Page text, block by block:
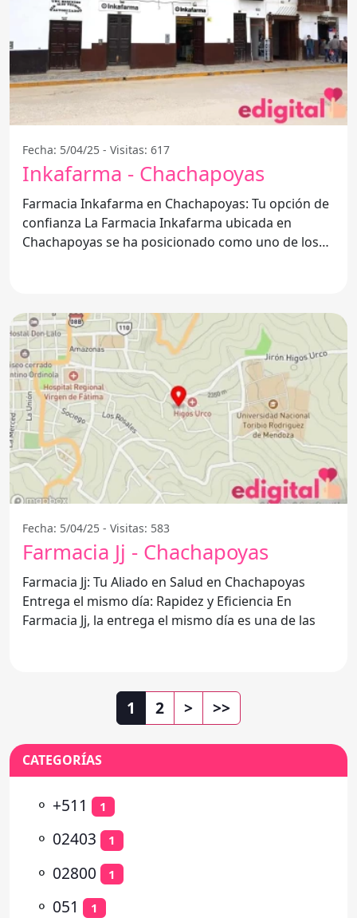
Fecha: 5/04/25 - Visitas: 617
Inkafarma - Chachapoyas
Farmacia Inkafarma en Chachapoyas: Tu opción de
confianza La Farmacia Inkafarma ubicada en
Chachapoyas se ha posicionado como uno de los
Fecha: 5/04/25 - Visitas: 583
Farmacia Jj - Chachapoyas
Farmacia Jj: Tu Aliado en Salud en Chachapoyas
Entrega el mismo día: Rapidez y Eficiencia En
Farmacia Jj, la entrega el mismo día es una de las
1 2 > >>
CATEGORÍAS
⚬ +511 1
⚬ 02403 1
⚬ 02800 1
⚬ 051 1